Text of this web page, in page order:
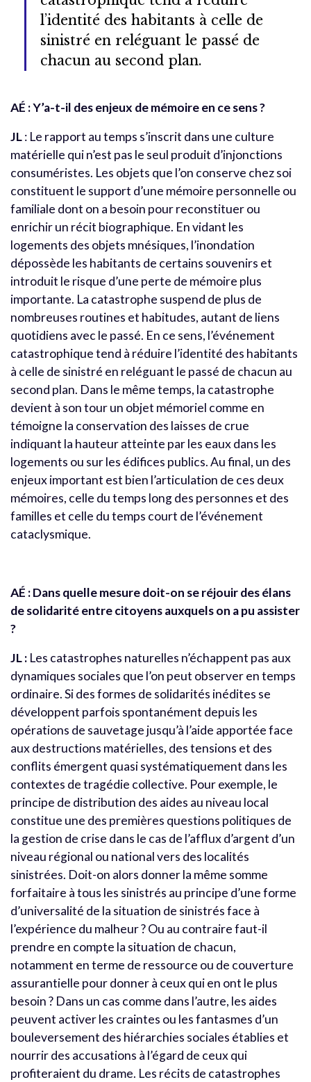
l’identité des habitants à celle de
sinistré en reléguant le passé de
chacun au second plan.
AÉ : Y’a-t-il des enjeux de mémoire en ce sens ?
JL: Le rapport au temps s’inscrit dans une culture
matérielle qui n’est pas le seul produit d’injonctions
consuméristes. Les objets que l’on conserve chez soi
constituent le support d’une mémoire personnelle ou
familiale dont on a besoin pour reconstituer ou
enrichir un récit biographique. En vidant les
logements des objets mnésiques, l’inondation
dépossède les habitants de certains souvenirs et
introduit le risque d’une perte de mémoire plus
importante. La catastrophe suspend de plus de
nombreuses routines et habitudes, autant de liens
quotidiens avec le passé. En ce sens, l’événement
catastrophique tend à réduire l’identité des habitants
à celle de sinistré en reléguant le passé de chacun au
second plan. Dans le même temps, la catastrophe
devient à son tour un objet mémoriel comme en
témoigne la conservation des laisses de crue
indiquant la hauteur atteinte par les eaux dans les
logements ou sur les édifices publics. Au final, un des
enjeux important est bien l’articulation de ces deux
mémoires, celle du temps long des personnes et des
familles et celle du temps court de l’événement
cataclysmique.
AÉ : Dans quelle mesure doit-on se réjouir des élans
de solidarité entre citoyens auxquels on a pu assister
?
JL : Les catastrophes naturelles n’échappent pas aux
dynamiques sociales que l’on peut observer en temps
ordinaire. Si des formes de solidarités inédites se
développent parfois spontanément depuis les
opérations de sauvetage jusqu’à l’aide apportée face
aux destructions matérielles, des tensions et des
conflits émergent quasi systématiquement dans les
contextes de tragédie collective. Pour exemple, le
principe de distribution des aides au niveau local
constitue une des premières questions politiques de
la gestion de crise dans le cas de l’afflux d’argent d’un
niveau régional ou national vers des localités
sinistrées. Doit-on alors donner la même somme
forfaitaire à tous les sinistrés au principe d’une forme
d’universalité de la situation de sinistrés face à
l’expérience du malheur ? Ou au contraire faut-il
prendre en compte la situation de chacun,
notamment en terme de ressource ou de couverture
assurantielle pour donner à ceux qui en ont le plus
besoin ? Dans un cas comme dans l’autre, les aides
peuvent activer les craintes ou les fantasmes d’un
bouleversement des hiérarchies sociales établies et
nourrir des accusations à l’égard de ceux qui
profiteraient du drame. Les récits de catastrophes